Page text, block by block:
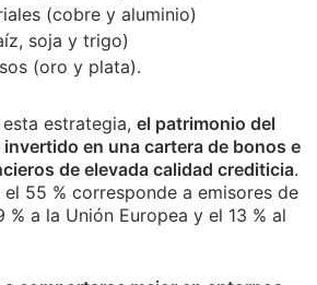
(cobre y aluminio)
soja y trigo)
(oro y plata).
estrategia, el patrimonio del
en una cartera de bonos e
de elevada calidad crediticia.
55 % corresponde a emisores de
% a la Unión Europea y el 13 % al